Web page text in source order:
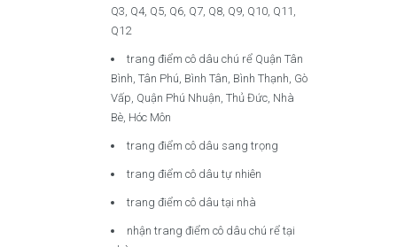
Q3, Q4, Q5, Q6, Q7, Q8, Q9, Q10, Q11,
Q12
trang điểm cô dâu chú rể Quận Tân
Bình, Tân Phú, Bình Tân, Bình Thạnh, Gò
Vấp, Quận Phú Nhuận, Thủ Đức, Nhà
Bè, Hóc Môn
trang điểm cô dâu sang trọng
trang điểm cô dâu tự nhiên
trang điểm cô dâu tại nhà
nhận trang điểm cô dâu chú rể tại